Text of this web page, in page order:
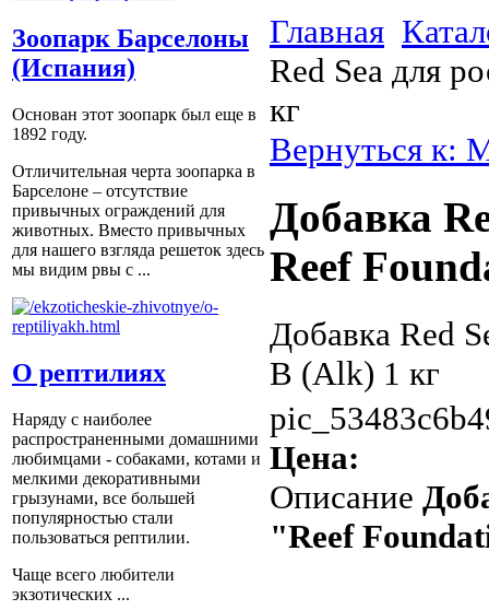
Зоопарк Барселоны
(Испания)
Основан этот зоопарк был еще в
1892 году.
Отличительная черта зоопарка в
Барселоне – отсутствие
привычных ограждений для
животных. Вместо привычных
для нашего взгляда решеток здесь
мы видим рвы с ...
О рептилиях
Наряду с наиболее
распространенными домашними
любимцами - собаками, котами и
мелкими декоративными
грызунами, все большей
популярностью стали
пользоваться рептилии.
Чаще всего любители
экзотических ...
Главная
Red Sea для
кг
Вернуться к:
Добавка
Reef
Добавка Red
B (Alk) 1 кг
Цена:
Описание
"Reef